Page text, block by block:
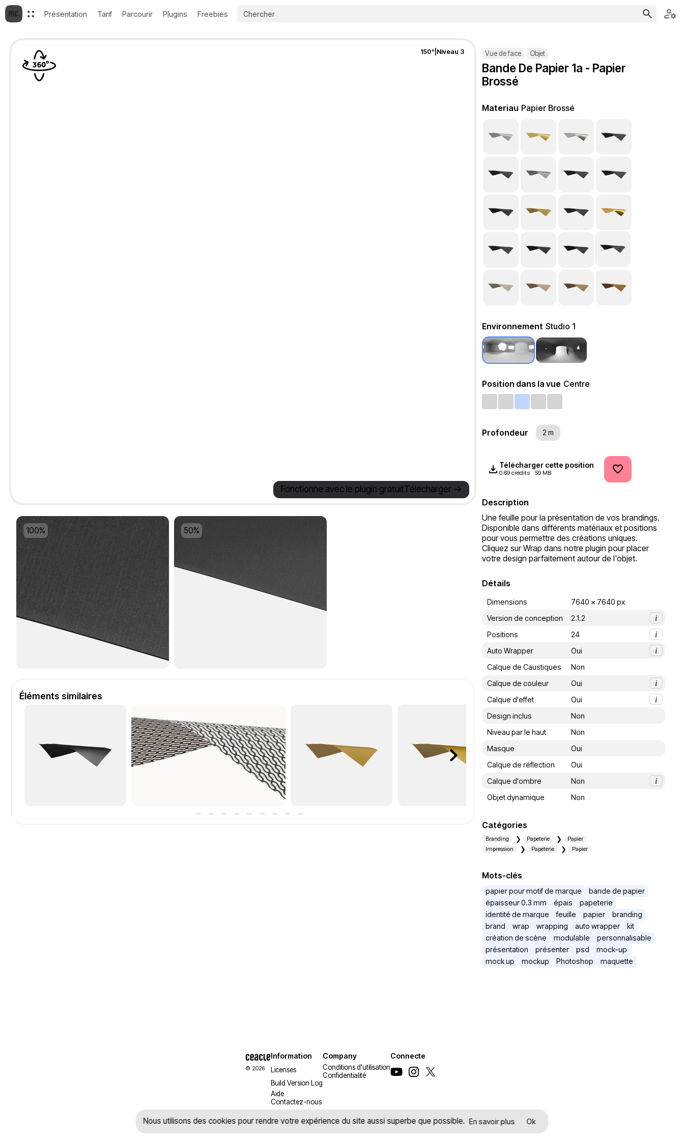
Nous utilisons des cookies pour rendre votre expérience du site aussi superbe que possible. En savoir plus Ok
Présentation Tarif Parcourir Plugins Freebies
150° Niveau 3
Fonctionne avec le plugin gratuitTélécharger ->
100% 50%
Éléments similaires
Vue de face Objet
Bande De Papier 1a - Papier
Brossé
Materiau Papier Brossé
Environnement Studio 1
Position dans la vue Centre
Profondeur 2 m
Télécharger cette position
0.69 crédits 59 MB
Description
Une feuille pour la présentation de vos brandings.
Disponible dans différents matériaux et positions
pour vous permettre des créations uniques.
Cliquez sur Wrap dans notre plugin pour placer
votre design parfaitement autour de l'objet.
Détails
Dimensions
7640 x 7640 px
Version de conception
2.1.2
i
Positions
24
i
Auto Wrapper
Oui
i
Calque de Caustiques
Non
Calque de couleur
Oui
i
Calque d'effet
Oui
i
Design inclus
Non
Niveau par le haut
Non
Masque
Oui
Calque de réflection
Oui
Calque d'ombre
Non
i
Objet dynamique
Non
Catégories
Branding Papeterie
Papier
Impression
Papeterie Papier
Mots-clés
papier pour motif de marque
bande de papier
épaisseur 0.3 mm
épais
papeterie
identité de marque
feuille papier
branding
brand
wrap wrapping auto wrapper
kit
création de scène
modulable
personnalisable
présentation
présenter psd
mock-up
mock up
mockup Photoshop maquette
© 2026
Information
Licenses
Build Version Log
Aide
Contactez-nous
Company
Conditions d'utilisation
Confidentialité
Connecte